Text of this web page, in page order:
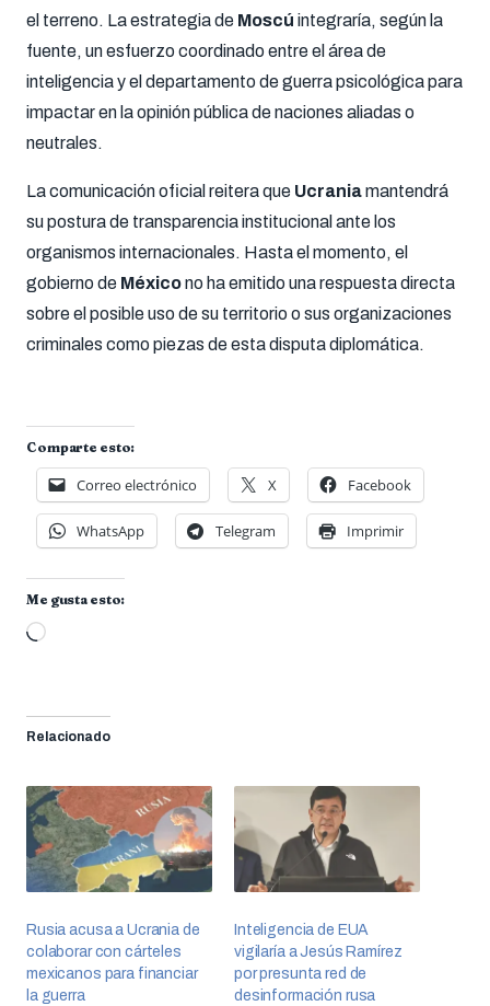
el terreno. La estrategia de Moscú integraría, según la
fuente, un esfuerzo coordinado entre el área de
inteligencia y el departamento de guerra psicológica para
impactar en la opinión pública de naciones aliadas o
neutrales.
La comunicación oficial reitera que Ucraniamantendrá
su postura de transparencia institucional ante los
organismos internacionales. Hasta el momento, el
gobierno de Méxicono ha emitido una respuesta directa
sobre el posible uso de su territorio o sus organizaciones
criminales como piezas de esta disputa diplomática.
Comparte esto:
Correo electrónico X Facebook
WhatsApp Telegram Imprimir
Me gusta esto:
Cargando...
Relacionado
Rusia acusa a Ucrania de
colaborar con cárteles
mexicanos para financiar
la guerra
Inteligencia de EUA
vigilaría a Jesús Ramírez
por presunta red de
desinformación rusa